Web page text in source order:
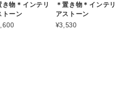
き物＊インテリ
トーン
＊置き物＊インテリ
アストーン
¥3,530